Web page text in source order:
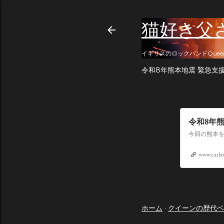
猫好き父
イギリスのロックバンド
令和8年熊本地震 緊急支
令和8年
ホーム クイーンの歴代